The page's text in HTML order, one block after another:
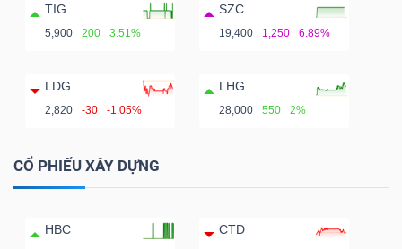
TIG
5,900 200 3.51%
SZC
19,400 1,250 6.89%
LDG
2,820 -30 -1.05%
LHG
28,000 550 2%
CỔ PHIẾU XÂY DỰNG
HBC CTD